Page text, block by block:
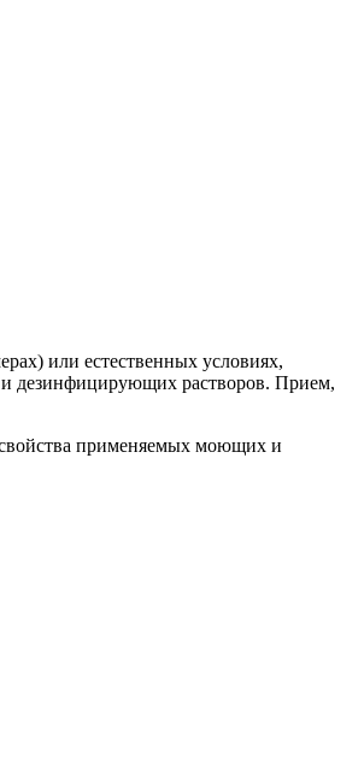
или естественных условиях,
дезинфицирующих растворов. Прием,
свойства применяемых моющих и